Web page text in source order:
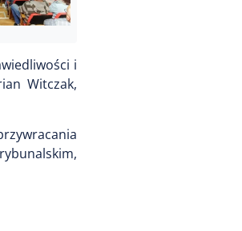
i
Witczak,